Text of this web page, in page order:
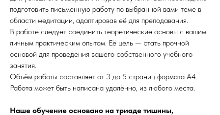
подготовить письменную работу по выбранной вами теме в
области медитации, адаптировав её для преподавания.
В работе следует соединить теоретические основы с вашим
личным практическим опытом. Её цель — стать прочной
основой для проведения вашего собственного учебного
занятия.
Объём работы составляет от 3 до 5 страниц формата А4.
Работа может быть написана удалённо, из любого места.
Наше обучение основано на триаде тишины,